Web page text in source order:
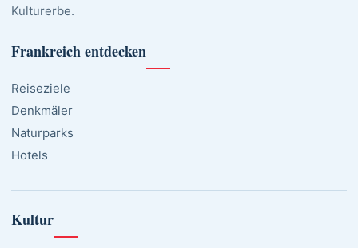
Kulturerbe.
Frankreich entdecken
Reiseziele
Denkmäler
Naturparks
Hotels
Kultur